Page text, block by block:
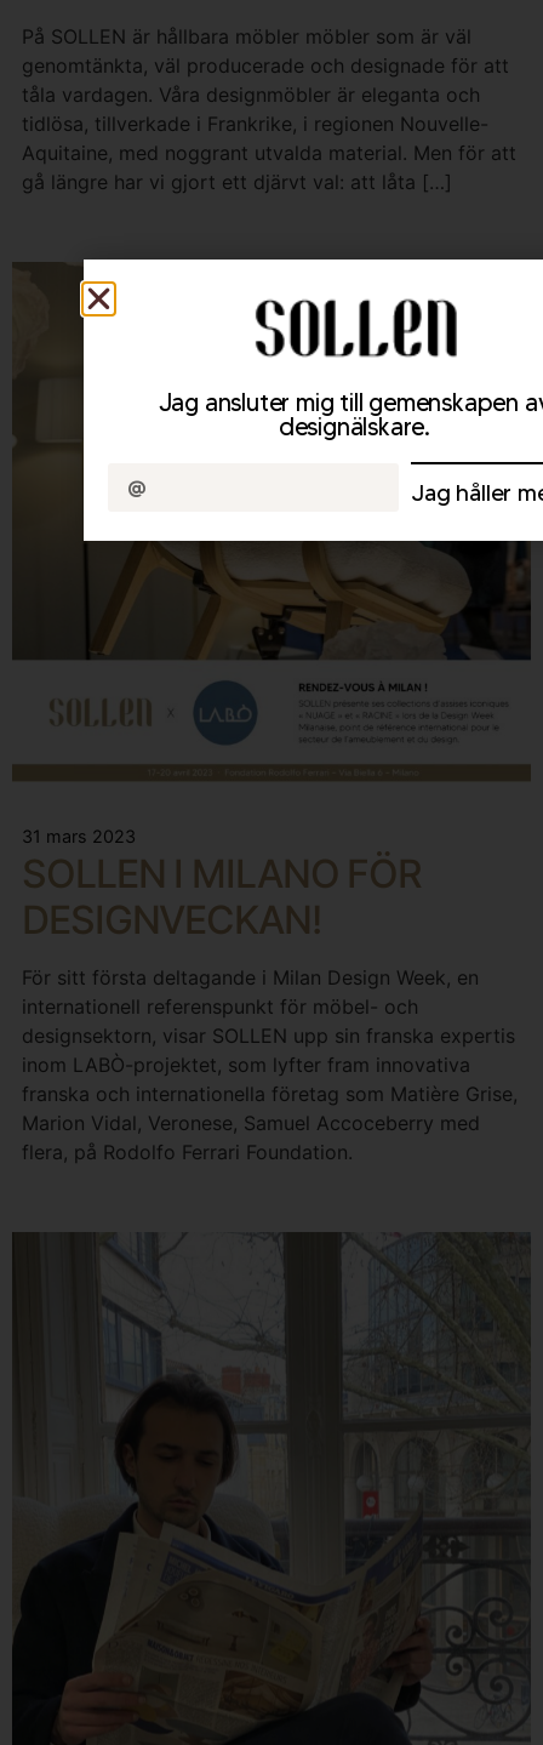
På SOLLEN är hållbara möbler möbler som är väl
genomtänkta, väl producerade och designade för att
tåla vardagen. Våra designmöbler är eleganta och
tidlösa, tillverkade i Frankrike, i regionen Nouvelle-
Aquitaine, med noggrant utvalda material. Men för att
gå längre har vi gjort ett djärvt val: att låta […]
31 mars 2023
SOLLEN I MILANO FÖR
DESIGNVECKAN!
För sitt första deltagande i Milan Design Week, en
internationell referenspunkt för möbel- och
designsektorn, visar SOLLEN upp sin franska expertis
inom LABÒ-projektet, som lyfter fram innovativa
franska och internationella företag som Matière Grise,
Marion Vidal, Veronese, Samuel Accoceberry med
flera, på Rodolfo Ferrari Foundation.
Jag ansluter mig till gemenskapen
designälskare.
Jag håller